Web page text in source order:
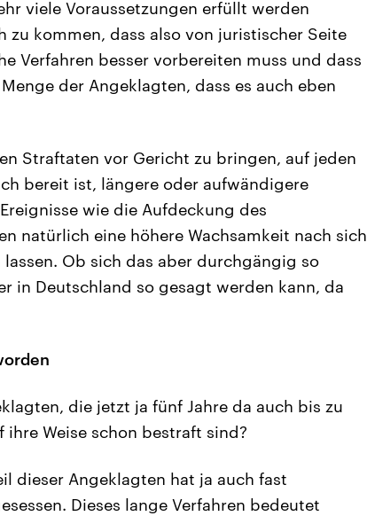
viele Voraussetzungen erfüllt werden
zu kommen, dass also von juristischer Seite
Verfahren besser vorbereiten muss und dass
der Angeklagten, dass es auch eben
Straftaten vor Gericht zu bringen, auf jeden
bereit ist, längere oder aufwändigere
wie die Aufdeckung des
natürlich eine höhere Wachsamkeit nach sich
Ob sich das aber durchgängig so
in Deutschland so gesagt werden kann, da
die jetzt ja fünf Jahre da auch bis zu
Weise schon bestraft sind?
dieser Angeklagten hat ja auch fast
Dieses lange Verfahren bedeutet